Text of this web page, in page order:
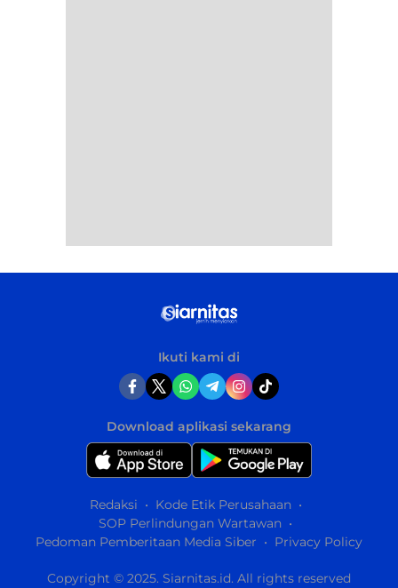
Ikuti kami di
Download aplikasi sekarang
Redaksi
Kode Etik Perusahaan
SOP Perlindungan Wartawan
Pedoman Pemberitaan Media Siber
Privacy Policy
Copyright © 2025. Siarnitas.id. All rights reserved